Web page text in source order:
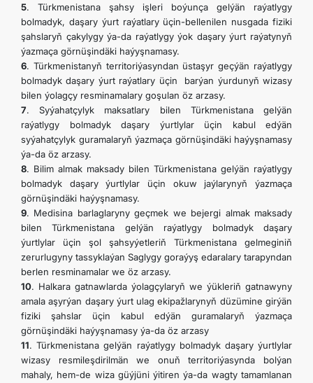
5. Türkmenistana şahsy işleri boýunça gelýän raýatlygy
bolmadyk, daşary ýurt raýatlary üçin-bellenilen nusgada fiziki
şahslaryň çakylygy ýa-da raýatlygy ýok daşary ýurt raýatynyň
ýazmaça görnüşindäki haýyşnamasy.
6. Türkmenistanyň territoriýasyndan üstaşyr geçýän raýatlygy
bolmadyk daşary ýurt raýatlary üçin barýan ýurdunyň wizasy
bilen ýolagçy resminamalary goşulan öz arzasy.
7. Syýahatçylyk maksatlary bilen Türkmenistana gelýän
raýatlygy bolmadyk daşary ýurtlylar üçin kabul edýän
syýahatçylyk guramalaryň ýazmaça görnüşindäki haýyşnamasy
ýa-da öz arzasy.
8. Bilim almak maksady bilen Türkmenistana gelýän raýatlygy
bolmadyk daşary ýurtlylar üçin okuw jaýlarynyň ýazmaça
görnüşindäki haýyşnamasy.
9. Medisina barlaglaryny geçmek we bejergi almak maksady
bilen Türkmenistana gelýän raýatlygy bolmadyk daşary
ýurtlylar üçin şol şahsyýetleriň Türkmenistana gelmeginiň
zerurlugyny tassyklaýan Saglygy goraýyş edaralary tarapyndan
berlen resminamalar we öz arzasy.
10. Halkara gatnawlarda ýolagçylaryň we ýükleriň gatnawyny
amala aşyrýan daşary ýurt ulag ekipažlarynyň düzümine girýän
fiziki şahslar üçin kabul edýän guramalaryň ýazmaça
görnüşindäki haýyşnamasy ýa-da öz arzasy
11. Türkmenistana gelýän raýatlygy bolmadyk daşary ýurtlylar
wizasy resmileşdirilmän we onuň territoriýasynda bolýan
mahaly, hem-de wiza güýjüni ýitiren ýa-da wagty tamamlanan